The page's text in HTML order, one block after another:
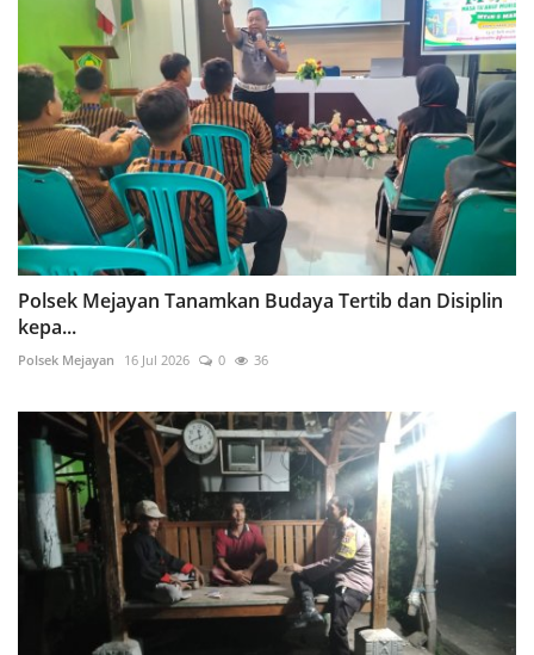
Polsek Mejayan Tanamkan Budaya Tertib dan Disiplin
kepa...
Polsek Mejayan 16 Jul 2026 0 36